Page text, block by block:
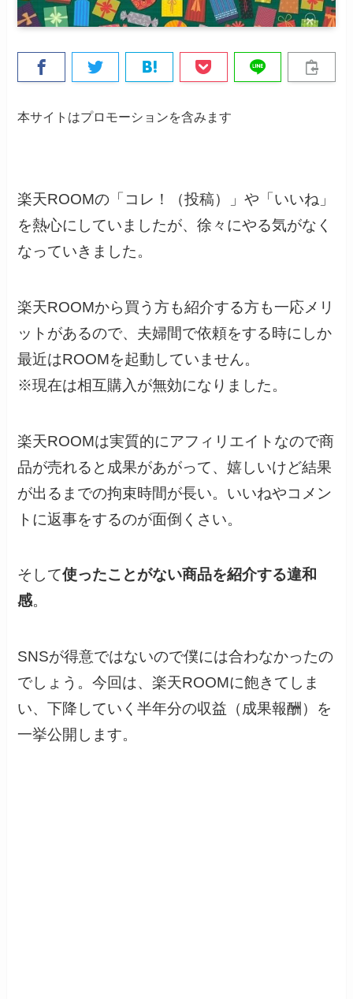
本サイトはプロモーションを含みます
楽天ROOMの「コレ！（投稿）」や「いいね」
を熱心にしていましたが、徐々にやる気がなく
なっていきました。
楽天ROOMから買う方も紹介する方も一応メリ
ットがあるので、夫婦間で依頼をする時にしか
最近はROOMを起動していません。
※現在は相互購入が無効になりました。
楽天ROOMは実質的にアフィリエイトなので商
品が売れると成果があがって、嬉しいけど結果
が出るまでの拘束時間が長い。いいねやコメン
トに返事をするのが面倒くさい。
そして使ったことがない商品を紹介する違和
感。
SNSが得意ではないので僕には合わなかったの
でしょう。今回は、楽天ROOMに飽きてしま
い、下降していく半年分の収益（成果報酬）を
一挙公開します。